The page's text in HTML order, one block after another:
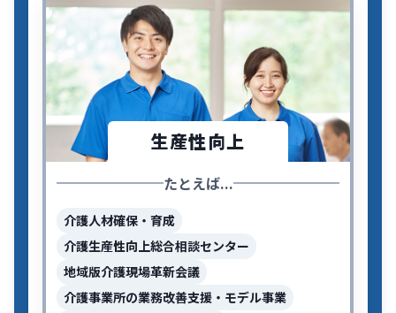
生産性向上
たとえば...
介護人材確保・育成
介護生産性向上総合相談センター
地域版介護現場革新会議
介護事業所の業務改善支援・モデル事業